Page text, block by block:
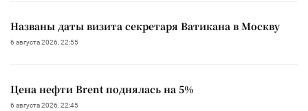
Названы даты визита секретаря Ватикана в Москву
6 августа 2026, 22:55
Цена нефти Brent поднялась на 5%
6 августа 2026, 22:45